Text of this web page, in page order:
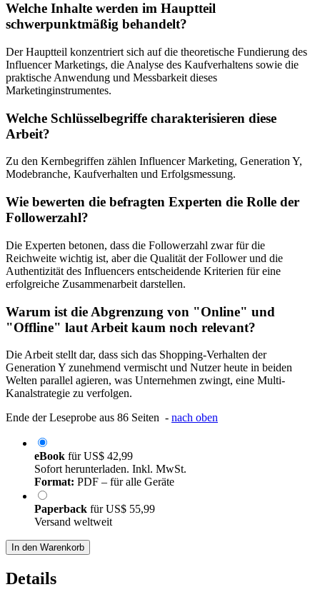
Welche Inhalte werden im Hauptteil
schwerpunktmäßig behandelt?
Der Hauptteil konzentriert sich auf die theoretische Fundierung des
Influencer Marketings, die Analyse des Kaufverhaltens sowie die
praktische Anwendung und Messbarkeit dieses
Marketinginstrumentes.
Welche Schlüsselbegriffe charakterisieren diese
Arbeit?
Zu den Kernbegriffen zählen Influencer Marketing, Generation Y,
Modebranche, Kaufverhalten und Erfolgsmessung.
Wie bewerten die befragten Experten die Rolle der
Followerzahl?
Die Experten betonen, dass die Followerzahl zwar für die
Reichweite wichtig ist, aber die Qualität der Follower und die
Authentizität des Influencers entscheidende Kriterien für eine
erfolgreiche Zusammenarbeit darstellen.
Warum ist die Abgrenzung von "Online" und
"Offline" laut Arbeit kaum noch relevant?
Die Arbeit stellt dar, dass sich das Shopping-Verhalten der
Generation Y zunehmend vermischt und Nutzer heute in beiden
Welten parallel agieren, was Unternehmen zwingt, eine Multi-
Kanalstrategie zu verfolgen.
Ende der Leseprobe aus 86 Seiten - nach oben
eBook fürUS$ 42,99
Sofort herunterladen. Inkl. MwSt.
Format: PDF – für alle Geräte
Paperback fürUS$ 55,99
Versand weltweit
In den Warenkorb
Details